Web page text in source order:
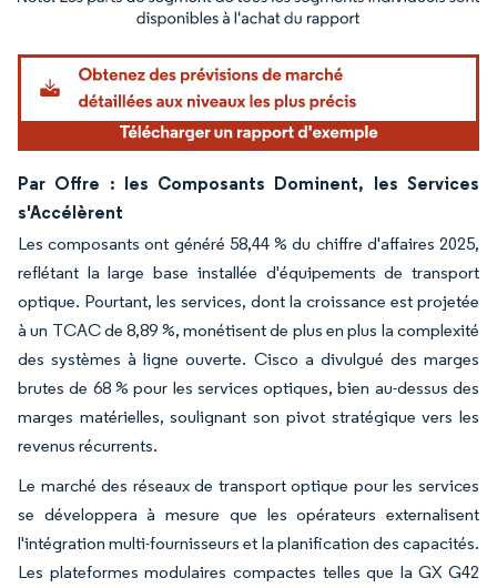
Image © Mordor Intelligence. La réutilisation nécessite une attribution sous CC BY
Par Offre : les Composants Dominent, les Services
s'Accélèrent
Les composants ont généré 58,44 % du chiffre d'affaires 2025,
reflétant la large base installée d'équipements de transport
optique. Pourtant, les services, dont la croissance est projetée
à un TCAC de 8,89 %, monétisent de plus en plus la complexité
des systèmes à ligne ouverte. Cisco a divulgué des marges
brutes de 68 % pour les services optiques, bien au-dessus des
marges matérielles, soulignant son pivot stratégique vers les
revenus récurrents.
Le marché des réseaux de transport optique pour les services
se développera à mesure que les opérateurs externalisent
l'intégration multi-fournisseurs et la planification des capacités.
Les plateformes modulaires compactes telles que la GX G42